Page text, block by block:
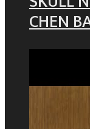
CHEN